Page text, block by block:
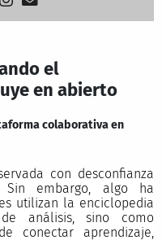
el
en abierto
colaborativa en
con desconfianza
embargo, algo ha
utilizan la enciclopedia
análisis, sino como
conectar aprendizaje,